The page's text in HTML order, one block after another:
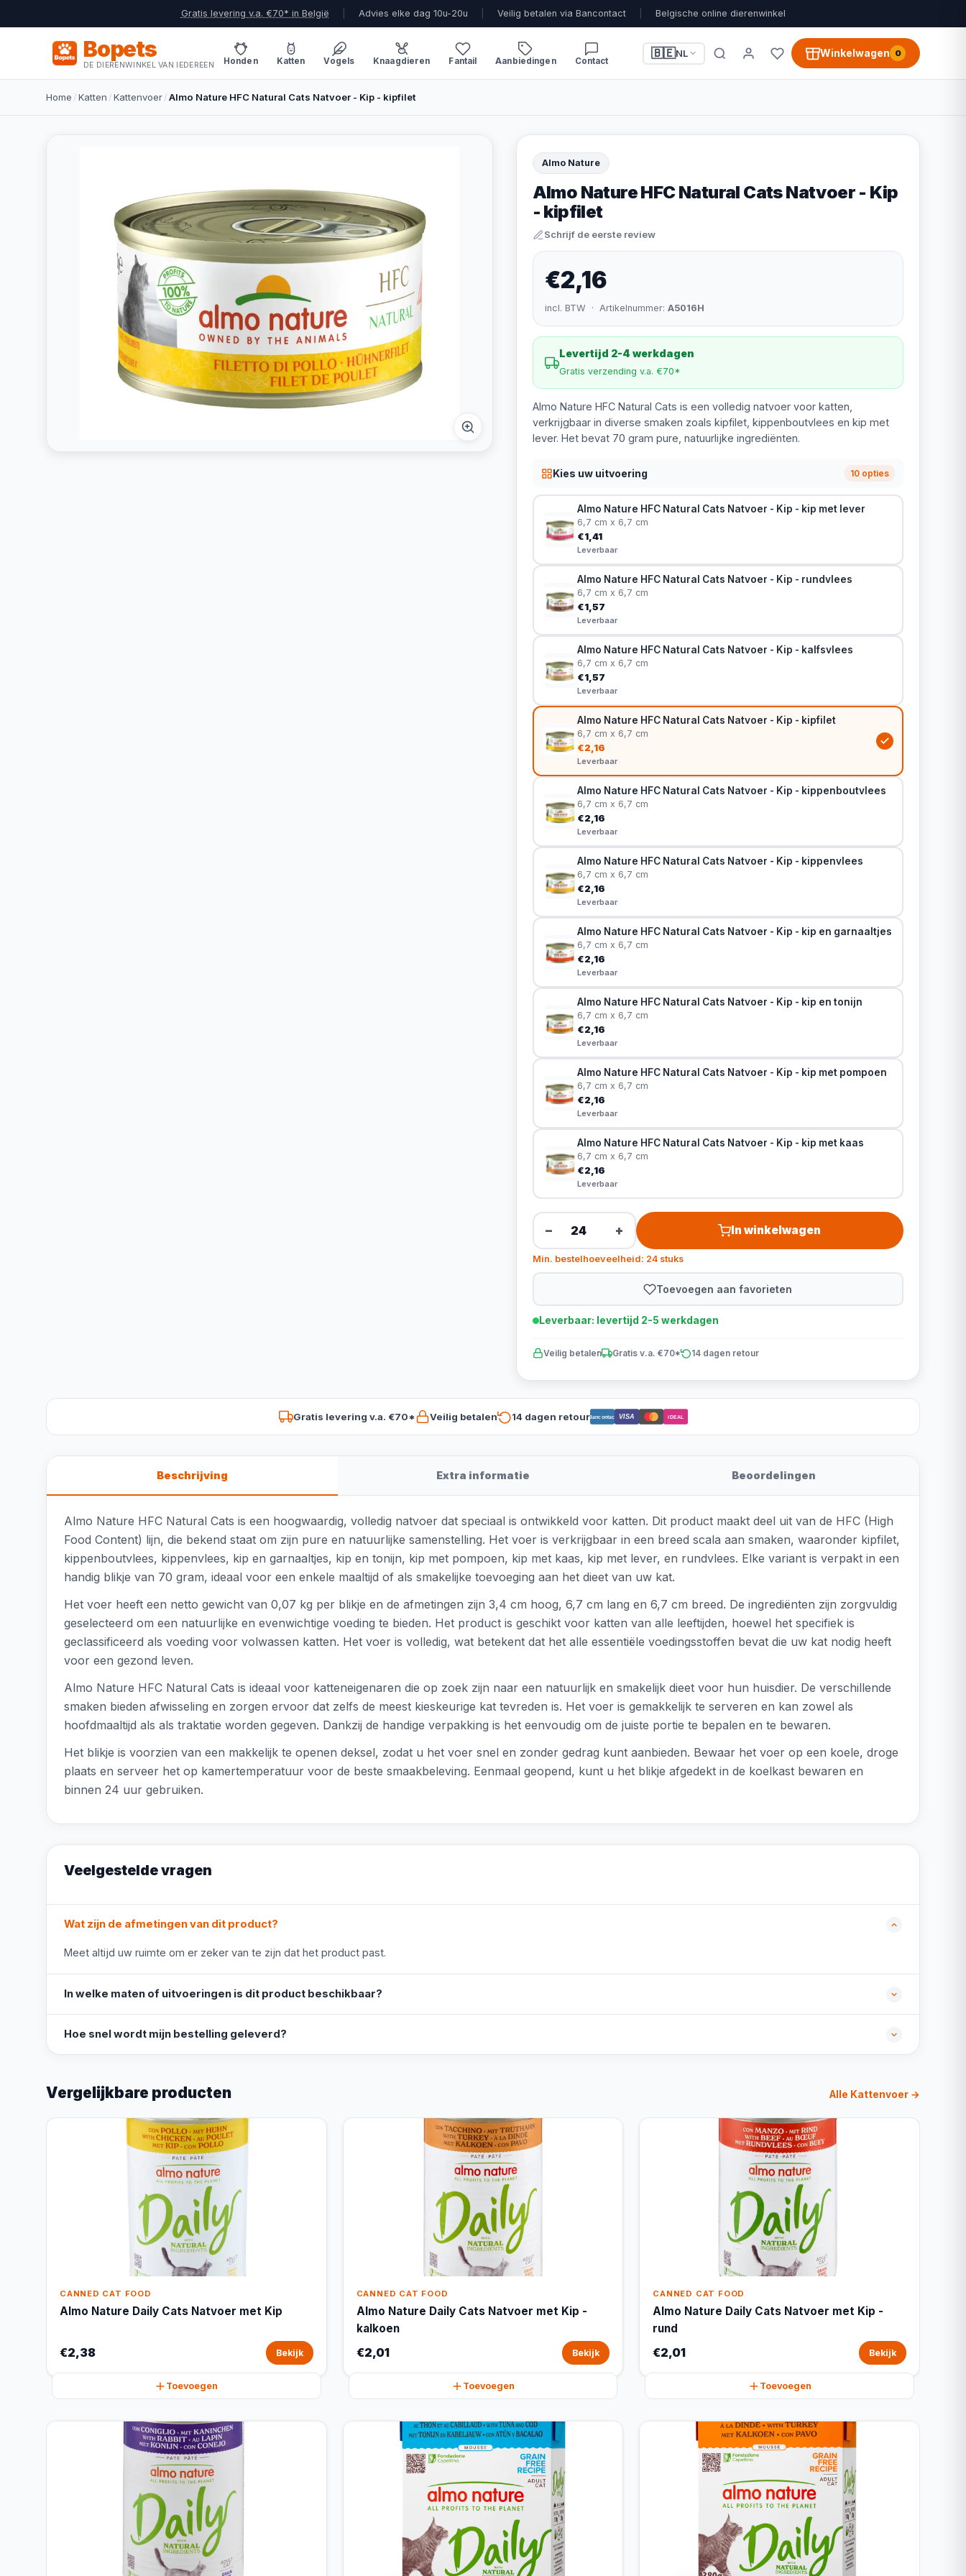
Gratis levering v.a. €70* in België Advies elke dag 10u-20u Veilig betalen via Bancontact Belgische online dierenwinkel
Bopets
DE DIERENWINKEL VAN IEDEREEN Honden Katten Vogels Knaagdieren Fantail Aanbiedingen Contact
🇧🇪NL Winkelwagen 0
Home /Katten /Kattenvoer/Almo Nature HFC Natural Cats Natvoer - Kip - kipfilet
Almo Nature
Almo Nature HFC Natural Cats Natvoer - Kip
- kipfilet
Schrijf de eerste review
€2,16
incl. BTW · Artikelnummer: A5016H
Levertijd 2-4 werkdagen
Gratis verzending v.a. €70*
Almo Nature HFC Natural Cats is een volledig natvoer voor katten,
verkrijgbaar in diverse smaken zoals kipfilet, kippenboutvlees en kip met
lever. Het bevat 70 gram pure, natuurlijke ingrediënten.
Kies uw uitvoering 10 opties
Almo Nature HFC Natural Cats Natvoer - Kip - kip met lever
6,7 cm x 6,7 cm
€1,41
Leverbaar
Almo Nature HFC Natural Cats Natvoer - Kip - rundvlees
6,7 cm x 6,7 cm
€1,57
Leverbaar
Almo Nature HFC Natural Cats Natvoer - Kip - kalfsvlees
6,7 cm x 6,7 cm
€1,57
Leverbaar
Almo Nature HFC Natural Cats Natvoer - Kip - kipfilet
6,7 cm x 6,7 cm
€2,16
Leverbaar
Almo Nature HFC Natural Cats Natvoer - Kip - kippenboutvlees
6,7 cm x 6,7 cm
€2,16
Leverbaar
Almo Nature HFC Natural Cats Natvoer - Kip - kippenvlees
6,7 cm x 6,7 cm
€2,16
Leverbaar
Almo Nature HFC Natural Cats Natvoer - Kip - kip en garnaaltjes
6,7 cm x 6,7 cm
€2,16
Leverbaar
Almo Nature HFC Natural Cats Natvoer - Kip - kip en tonijn
6,7 cm x 6,7 cm
€2,16
Leverbaar
Almo Nature HFC Natural Cats Natvoer - Kip - kip met pompoen
6,7 cm x 6,7 cm
€2,16
Leverbaar
Almo Nature HFC Natural Cats Natvoer - Kip - kip met kaas
6,7 cm x 6,7 cm
€2,16
Leverbaar
− + In winkelwagen
Min. bestelhoeveelheid: 24 stuks
Toevoegen aan favorieten
Leverbaar: levertijd 2-5 werkdagen
Veilig betalen Gratis v.a. €70* 14 dagen retour
Gratis levering v.a. €70* Veilig betalen 14 dagen retourBancontact VISA iDEAL
Beschrijving Extra informatie Beoordelingen
Almo Nature HFC Natural Cats is een hoogwaardig, volledig natvoer dat speciaal is ontwikkeld voor katten. Dit product maakt deel uit van de HFC (High
Food Content) lijn, die bekend staat om zijn pure en natuurlijke samenstelling. Het voer is verkrijgbaar in een breed scala aan smaken, waaronder kipfilet,
kippenboutvlees, kippenvlees, kip en garnaaltjes, kip en tonijn, kip met pompoen, kip met kaas, kip met lever, en rundvlees. Elke variant is verpakt in een
handig blikje van 70 gram, ideaal voor een enkele maaltijd of als smakelijke toevoeging aan het dieet van uw kat.
Het voer heeft een netto gewicht van 0,07 kg per blikje en de afmetingen zijn 3,4 cm hoog, 6,7 cm lang en 6,7 cm breed. De ingrediënten zijn zorgvuldig
geselecteerd om een natuurlijke en evenwichtige voeding te bieden. Het product is geschikt voor katten van alle leeftijden, hoewel het specifiek is
geclassificeerd als voeding voor volwassen katten. Het voer is volledig, wat betekent dat het alle essentiële voedingsstoffen bevat die uw kat nodig heeft
voor een gezond leven.
Almo Nature HFC Natural Cats is ideaal voor katteneigenaren die op zoek zijn naar een natuurlijk en smakelijk dieet voor hun huisdier. De verschillende
smaken bieden afwisseling en zorgen ervoor dat zelfs de meest kieskeurige kat tevreden is. Het voer is gemakkelijk te serveren en kan zowel als
hoofdmaaltijd als als traktatie worden gegeven. Dankzij de handige verpakking is het eenvoudig om de juiste portie te bepalen en te bewaren.
Het blikje is voorzien van een makkelijk te openen deksel, zodat u het voer snel en zonder gedrag kunt aanbieden. Bewaar het voer op een koele, droge
plaats en serveer het op kamertemperatuur voor de beste smaakbeleving. Eenmaal geopend, kunt u het blikje afgedekt in de koelkast bewaren en
binnen 24 uur gebruiken.
Veelgestelde vragen
Wat zijn de afmetingen van dit product?
Meet altijd uw ruimte om er zeker van te zijn dat het product past.
In welke maten of uitvoeringen is dit product beschikbaar?
Hoe snel wordt mijn bestelling geleverd?
Vergelijkbare producten Alle Kattenvoer →
CANNED CAT FOOD
Almo Nature Daily Cats Natvoer met Kip
€2,38 Bekijk
Toevoegen
CANNED CAT FOOD
Almo Nature Daily Cats Natvoer met Kip -
kalkoen
€2,01 Bekijk
Toevoegen
CANNED CAT FOOD
Almo Nature Daily Cats Natvoer met Kip -
rund
€2,01 Bekijk
Toevoegen